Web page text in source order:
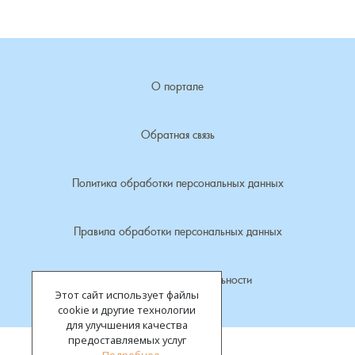
Этот сайт использует файлы
cookie и другие технологии
для улучшения качества
предоставляемых услуг
О портале
Обратная связь
Политика обработки персональных данных
Правила обработки персональных данных
Политика конфиденциальности
Лубенкино, деревня
Марьинка, деревня
Микшино, деревня